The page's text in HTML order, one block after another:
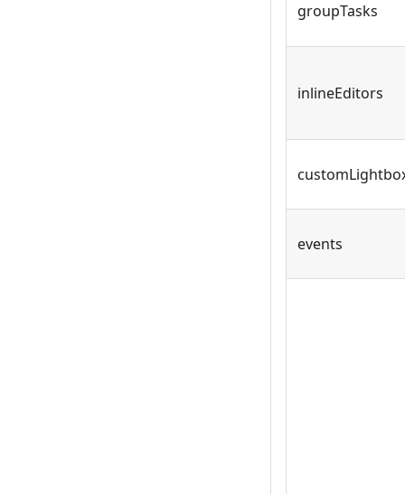
groupTasks
inlineEditors
events